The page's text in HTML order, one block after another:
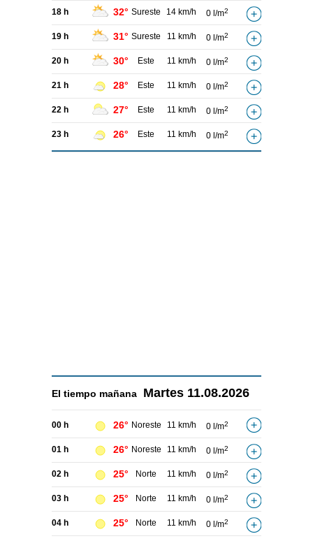
18 h 32° Sureste 14 km/h 0 l/m2
19 h 31° Sureste 11 km/h 0 l/m2
20 h 30° Este 11 km/h 0 l/m2
21 h 28° Este 11 km/h 0 l/m2
22 h 27° Este 11 km/h 0 l/m2
23 h 26° Este 11 km/h 0 l/m2
El tiempo mañana Martes 11.08.2026
00 h 26° Noreste 11 km/h 0 l/m2
01 h 26° Noreste 11 km/h 0 l/m2
02 h 25° Norte 11 km/h 0 l/m2
03 h 25° Norte 11 km/h 0 l/m2
04 h 25° Norte 11 km/h 0 l/m2